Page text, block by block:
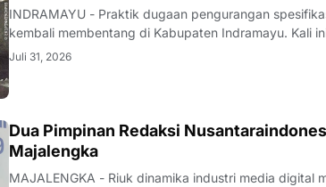
INDRAMAYU - Praktik dugaan pengurangan
kembali membentang di Kabupaten Indramayu. Kali
Desa Juntikedokan I, Kecamatan Juntinyuat, berada
Juli 31, 2026
Dua Pimpinan Redaksi
Majalengka
MAJALENGKA - Riuk dinamika industri media digital